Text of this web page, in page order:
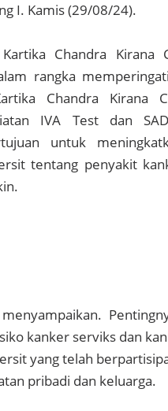
I. Kamis (29/08/24).
Chandra Kirana
rangka
Chandra Kirana
IVA Test dan
untuk
tentang penyakit
kanker serviks dan
yang telah
pribadi dan keluarga.